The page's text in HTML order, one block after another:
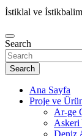
İstiklal ve
Search
Search
Ana Sayfa
Proje ve
Ar-ge
Askeri
Deniz